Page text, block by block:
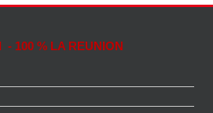
- 100 % LA REUNION